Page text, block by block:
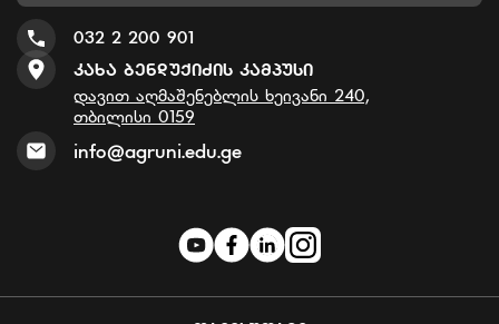
032 2 200 901
Კახა Ბენდუქიძის Კამპუსი
დავით აღმაშენებლის ხეივანი 240,
თბილისი 0159
info@agruni.edu.ge